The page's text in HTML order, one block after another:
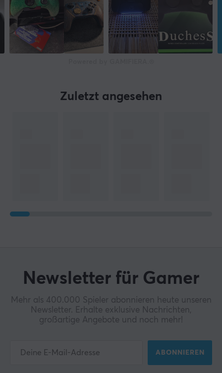
Zuletzt angesehen
Newsletter für Gamer
Mehr als 400.000 Spieler abonnieren heute unseren
Newsletter. Erhalte exklusive Nachrichten,
großartige Angebote und noch mehr!
ABONNIEREN